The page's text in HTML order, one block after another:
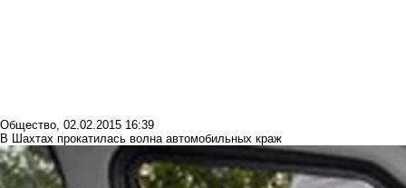
Общество, 02.02.2015 16:39
В Шахтах прокатилась волна автомобильных краж